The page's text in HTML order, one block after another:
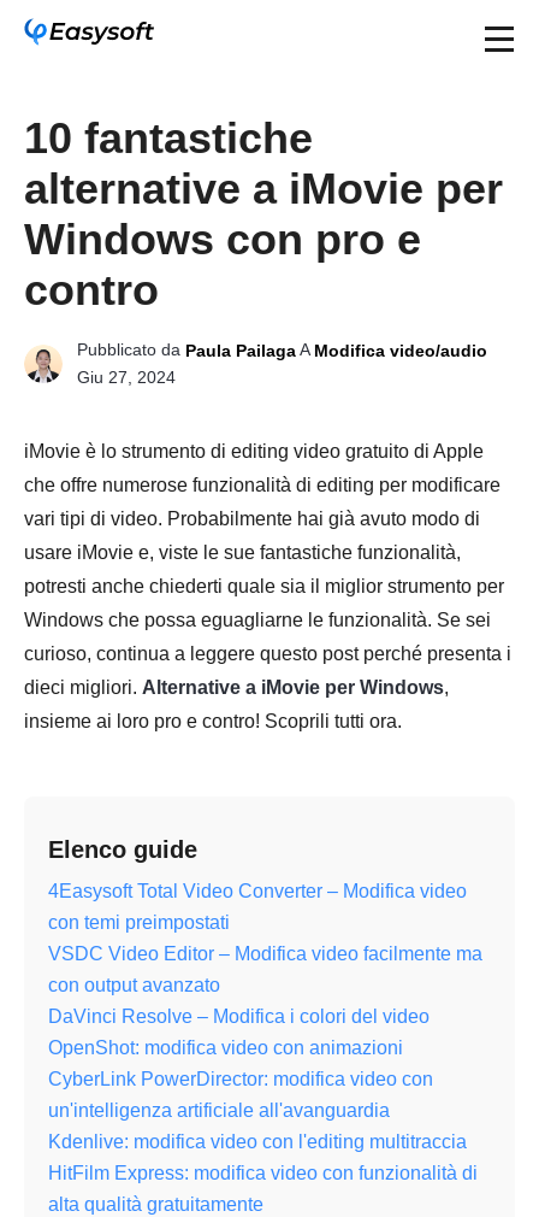
10 fantastiche
alternative a iMovie per
Windows con pro e
contro
Pubblicato da Paula PailagaA Modifica video/audio
Giu 27, 2024
iMovie è lo strumento di editing video gratuito di Apple
che offre numerose funzionalità di editing per modificare
vari tipi di video. Probabilmente hai già avuto modo di
usare iMovie e, viste le sue fantastiche funzionalità,
potresti anche chiederti quale sia il miglior strumento per
Windows che possa eguagliarne le funzionalità. Se sei
curioso, continua a leggere questo post perché presenta i
dieci migliori. Alternative a iMovie per Windows,
insieme ai loro pro e contro! Scoprili tutti ora.
Elenco guide
4Easysoft Total Video Converter – Modifica video
con temi preimpostati
VSDC Video Editor – Modifica video facilmente ma
con output avanzato
DaVinci Resolve – Modifica i colori del video
OpenShot: modifica video con animazioni
CyberLink PowerDirector: modifica video con
un'intelligenza artificiale all'avanguardia
Kdenlive: modifica video con l'editing multitraccia
HitFilm Express: modifica video con funzionalità di
alta qualità gratuitamente